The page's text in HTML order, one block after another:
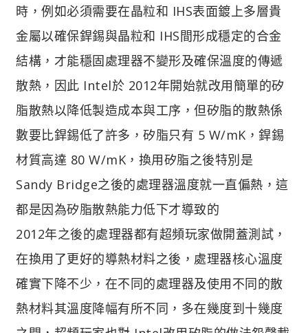
時，例如必須需要在晶粒和 IHS表面鍍上多層貴
金屬以確保銲錫與晶粒和 IHS間形成穩定的合金
結構，才能穩固處理器不變形及確保溫度的傳遞
散熱，因此 Intel於 2012年開始就改用簡單的矽
脂散熱以降低製造成本與工序，但矽脂的散熱係
數要比銲錫低了許多，矽脂只有 5 W/mK，銲錫
材質高達 80 W/mK，換用矽脂之後特別是
Sandy Bridge之後的處理器溫度就一直偏熱，這
都是因為矽脂散熱能力低下才導致的
2012年之後的處理器都有超頻玩家做開蓋測試，
在換用了更好的導熱材料之後，處理器核心溫度
確實下降不少，在不同的處理器及使用不同的散
熱材料其溫度降幅有所不同，多在幾度到十幾度